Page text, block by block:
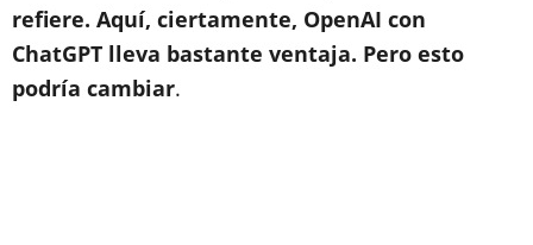
refiere. Aquí, ciertamente, OpenAI con
ChatGPT lleva bastante ventaja. Pero esto
podría cambiar.